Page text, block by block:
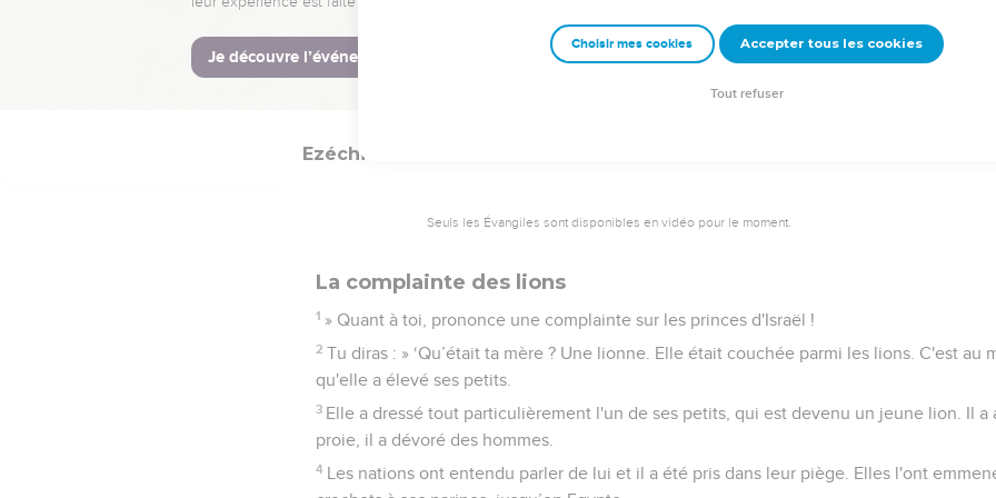
esprit nouveau ! Pourquoi devriez-vous mourir, communauté d'Israël ?
32 En effet, je ne prends pas plaisir à voir mourir quelqu’un, déclare le Seigneur,
Ezéchiel
Seuls les Évangiles sont disponibles en vidéo pour le moment.
La complainte des lions
1 » Quant à toi, prononce une complainte sur les princes d'Israël !
2 Tu diras : » ‘Qu’était ta mère ? Une lionne. Elle était couchée parmi les lions. C'est au
qu'elle a élevé ses petits.
3 Elle a dressé tout particulièrement l'un de ses petits, qui est devenu un jeune lion. Il a
proie, il a dévoré des hommes.
4 Les nations ont entendu parler de lui et il a été pris dans leur piège. Elles l'ont
Choisir mes cookies Accepter tous les cookies
Tout refuser